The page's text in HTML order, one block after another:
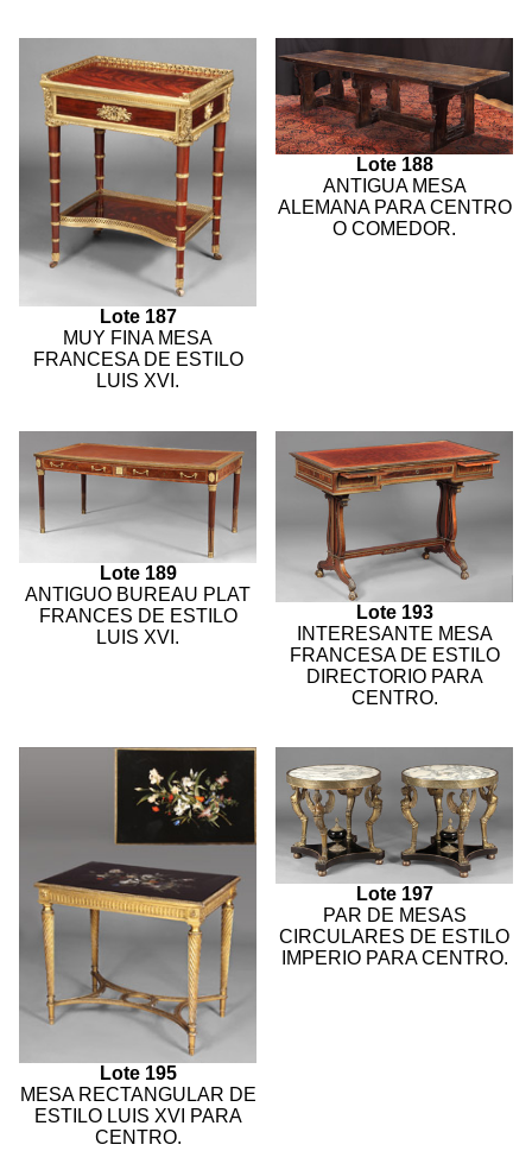
Lote 187
MUY FINA MESA
FRANCESA DE ESTILO
LUIS XVI.
Lote 188
ANTIGUA MESA
ALEMANA PARA CENTRO
O COMEDOR.
Lote 189
ANTIGUO BUREAU PLAT
FRANCES DE ESTILO
LUIS XVI.
Lote 193
INTERESANTE MESA
FRANCESA DE ESTILO
DIRECTORIO PARA
CENTRO.
Lote 195
MESA RECTANGULAR DE
ESTILO LUIS XVI PARA
CENTRO.
Lote 197
PAR DE MESAS
CIRCULARES DE ESTILO
IMPERIO PARA CENTRO.